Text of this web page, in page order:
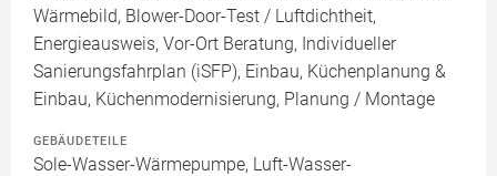
Wärmebild, Blower-Door-Test / Luftdichtheit,
Energieausweis, Vor-Ort Beratung, Individueller
Sanierungsfahrplan (iSFP), Einbau, Küchenplanung &
Einbau, Küchenmodernisierung, Planung / Montage
GEBÄUDETEILE
Sole-Wasser-Wärmepumpe, Luft-Wasser-